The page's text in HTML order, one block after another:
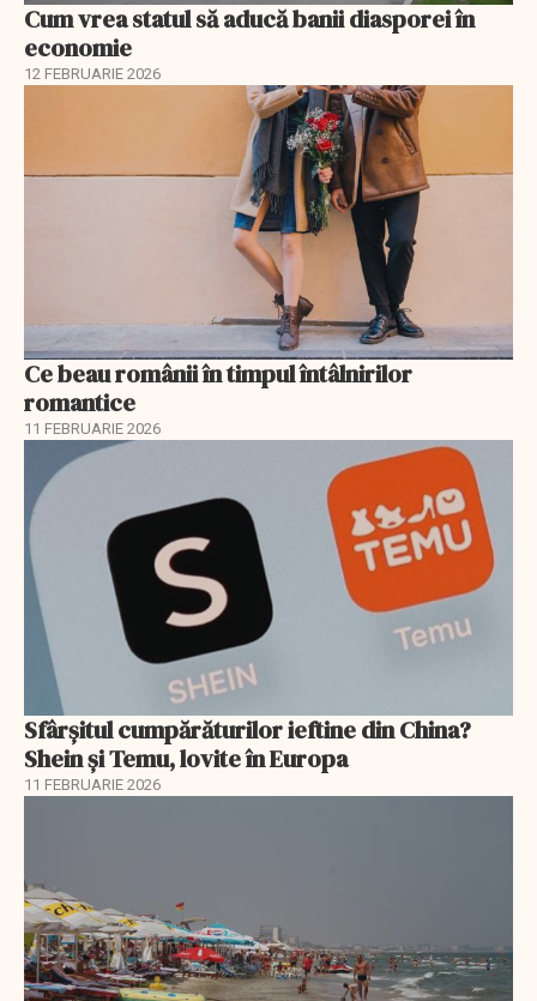
Cum vrea statul să aducă banii diasporei în
economie
12 FEBRUARIE 2026
Ce beau românii în timpul întâlnirilor
romantice
11 FEBRUARIE 2026
Sfârșitul cumpărăturilor ieftine din China?
Shein și Temu, lovite în Europa
11 FEBRUARIE 2026